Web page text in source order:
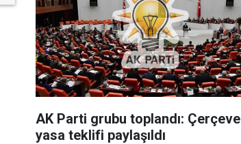
AK Parti grubu toplandı: Çerçeve
yasa teklifi paylaşıldı